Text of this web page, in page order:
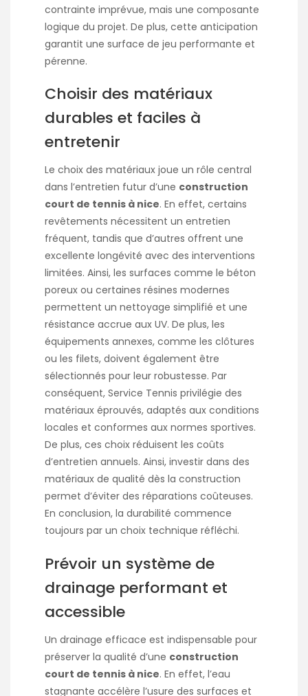
contrainte imprévue, mais une composante
logique du projet. De plus, cette anticipation
garantit une surface de jeu performante et
pérenne.
Choisir des matériaux
durables et faciles à
entretenir
Le choix des matériaux joue un rôle central
dans l’entretien futur d’une construction
court de tennis à nice. En effet, certains
revêtements nécessitent un entretien
fréquent, tandis que d’autres offrent une
excellente longévité avec des interventions
limitées. Ainsi, les surfaces comme le béton
poreux ou certaines résines modernes
permettent un nettoyage simplifié et une
résistance accrue aux UV. De plus, les
équipements annexes, comme les clôtures
ou les filets, doivent également être
sélectionnés pour leur robustesse. Par
conséquent, Service Tennis privilégie des
matériaux éprouvés, adaptés aux conditions
locales et conformes aux normes sportives.
De plus, ces choix réduisent les coûts
d’entretien annuels. Ainsi, investir dans des
matériaux de qualité dès la construction
permet d’éviter des réparations coûteuses.
En conclusion, la durabilité commence
toujours par un choix technique réfléchi.
Prévoir un système de
drainage performant et
accessible
Un drainage efficace est indispensable pour
préserver la qualité d’une construction
court de tennis à nice. En effet, l’eau
stagnante accélère l’usure des surfaces et